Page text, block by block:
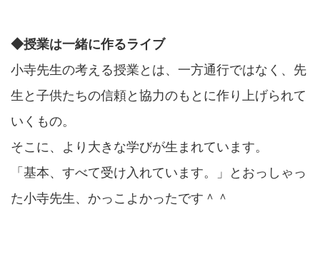
◆授業は一緒に作るライブ
小寺先生の考える授業とは、一方通行ではなく、先
生と子供たちの信頼と協力のもとに作り上げられて
いくもの。
そこに、より大きな学びが生まれています。
「基本、すべて受け入れています。」とおっしゃっ
た小寺先生、かっこよかったです＾＾